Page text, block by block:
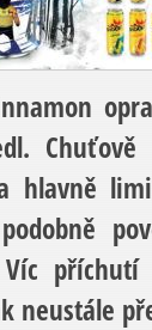
hlavně
Víc
neustále